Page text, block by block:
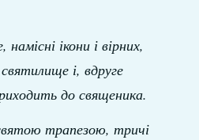
ікони і вірних,
і, вдруге
до священика.
трапезою, тричі